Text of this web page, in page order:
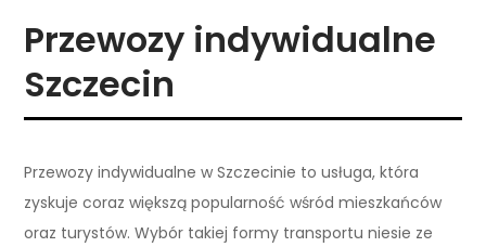
Przewozy indywidualne
Szczecin
Przewozy indywidualne w Szczecinie to usługa, która
zyskuje coraz większą popularność wśród mieszkańców
oraz turystów. Wybór takiej formy transportu niesie ze